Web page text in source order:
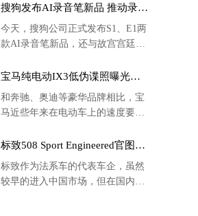
搜狗发布AI录音笔新品 推动录音
今天，搜狗公司正式发布S1、E1两
款AI录音笔新品，还与故宫宫廷文
的故宫宫廷联名款。
宝马纯电动IX3低伪谍照曝光：
和奔驰、奥迪等豪华品牌相比，宝
马近些年来在电动车上的速度要慢
标致508 Sport Engineered官图发
标致作为法系车的代表车企，虽然
较早的进入中国市场，但在国内的